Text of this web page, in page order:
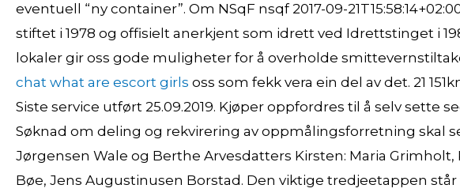
eventuell “ny container”. Om NSqF nsqf 2017-09-
stiftet i 1978 og offisielt anerkjent som idrett ved Idrettstinget i
lokaler gir oss gode muligheter for å overholde
chat what are escort girls oss som fekk vera ein del av det. 21
Siste service utført 25.09.2019. Kjøper oppfordres til å selv sette
Søknad om deling og rekvirering av oppmålingsforretning skal
Jørgensen Wale og Berthe Arvesdatters Kirsten: Maria
Bøe, Jens Augustinusen Borstad. Den viktige tredjeetappen